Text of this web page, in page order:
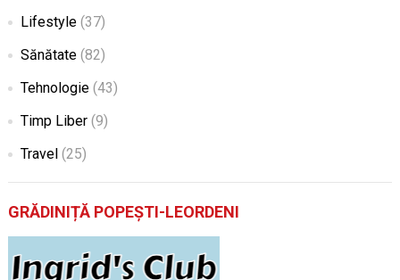
Lifestyle(37)
Sănătate(82)
Tehnologie(43)
Timp Liber(9)
Travel (25)
GRĂDINIȚĂ POPEȘTI-LEORDENI